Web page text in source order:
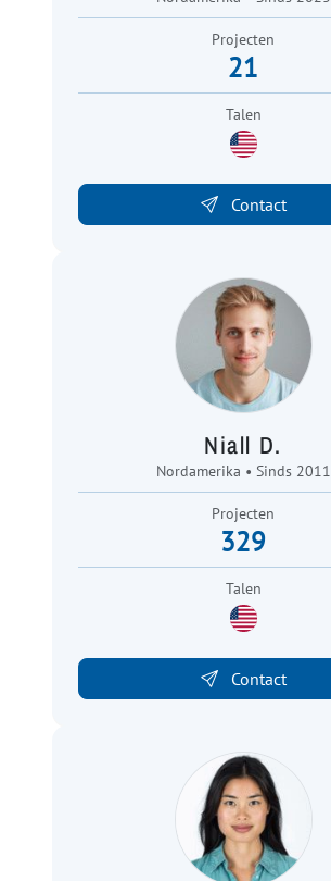
Projecten
21
Talen
Contact
Niall D.
Nordamerika • Sinds 2011
Projecten
329
Talen
Contact